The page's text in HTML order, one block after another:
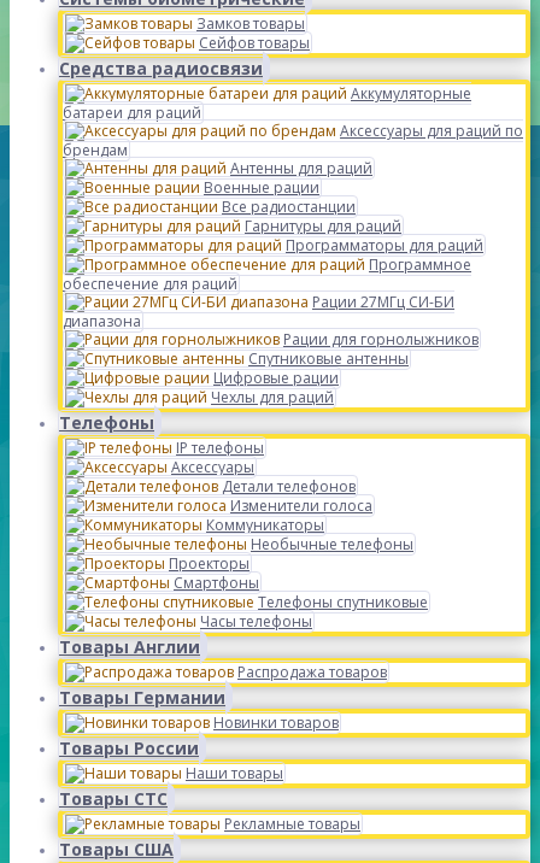
Замков товары
Сейфов товары
Средства радиосвязи
Аккумуляторные
батареи для раций
Аксессуары для раций по
брендам
Антенны для раций
Военные рации
Все радиостанции
Гарнитуры для раций
Программаторы для раций
Программное
обеспечение для раций
Рации 27МГц СИ-БИ
диапазона
Рации для горнолыжников
Спутниковые антенны
Цифровые рации
Чехлы для раций
Телефоны
IP телефоны
Аксессуары
Детали телефонов
Изменители голоса
Коммуникаторы
Необычные телефоны
Проекторы
Смартфоны
Телефоны спутниковые
Часы телефоны
Товары Англии
Распродажа товаров
Товары Германии
Новинки товаров
Товары России
Наши товары
Товары СТС
Рекламные товары
Товары США